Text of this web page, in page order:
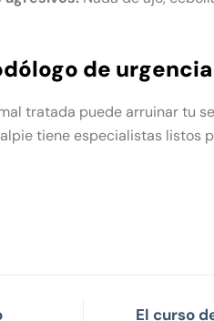
de
tratada puede arruinar tu
tiene especialistas listos
El curso